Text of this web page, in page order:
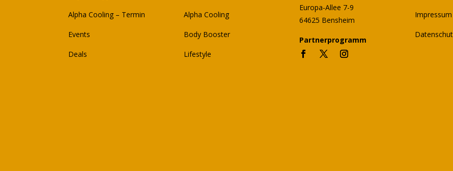
Alpha Cooling – Termin
Events
Deals
Alpha Cooling
Body Booster
Lifestyle
Europa-Allee 7-9
64625 Bensheim
Partnerprogramm
Impressum